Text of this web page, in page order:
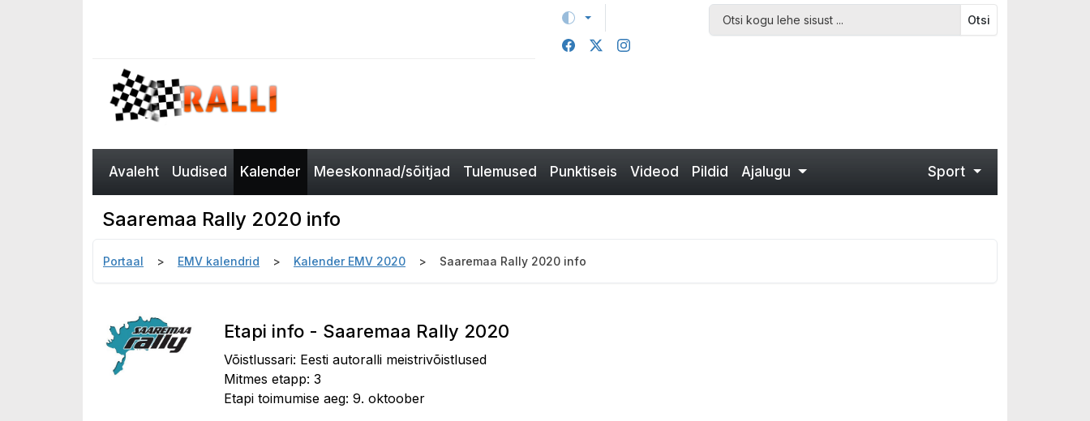
Otsi
Avaleht Uudised Kalender Meeskonnad/sõitjad Tulemused Punktiseis Videod Pildid Ajalugu Sport
Saaremaa Rally 2020 info
Portaal EMV kalendrid Kalender EMV 2020 Saaremaa Rally 2020 info
Etapi info - Saaremaa Rally 2020
Võistlussari: Eesti autoralli meistrivõistlused
Mitmes etapp: 3
Etapi toimumise aeg: 9. oktoober